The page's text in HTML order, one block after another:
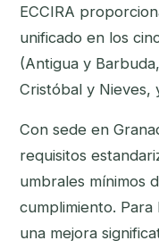
ECCIRA
unificado en los
(Antigua y
Cristóbal y Nieves,
Con sede en
requisitos
umbrales mínimos
cumplimiento.
una mejora